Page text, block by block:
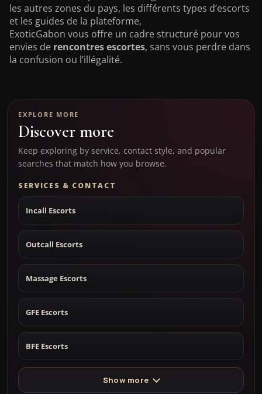
les autres zones du pays, les différents types d’escorts
et les guides de la plateforme,
ExoticGabon vous offre un cadre structuré pour vos
envies de rencontres escortes, sans vous perdre dans
la confusion ou l’illégalité.
EXPLORE MORE
Discover more
Keep exploring by service, contact style, and popular
searches that match how you browse.
SERVICES & CONTACT
Incall Escorts
Outcall Escorts
Massage Escorts
GFE Escorts
BFE Escorts
Show more